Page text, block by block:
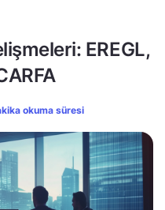
EREGL,
okuma süresi